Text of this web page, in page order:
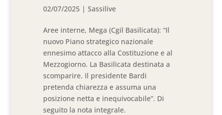
02/07/2025 |Sassilive
Aree interne, Mega (Cgil Basilicata): “Il
nuovo Piano strategico nazionale
ennesimo attacco alla Costituzione e al
Mezzogiorno. La Basilicata destinata a
scomparire. Il presidente Bardi
pretenda chiarezza e assuma una
posizione netta e inequivocabile”. Di
seguito la nota integrale.